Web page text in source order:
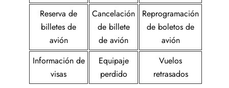
Reserva de
billetes de
avión
Cancelación
de billete
de avión
Reprogramación
de boletos de
avión
Información de
visas
Equipaje
perdido
Vuelos
retrasados